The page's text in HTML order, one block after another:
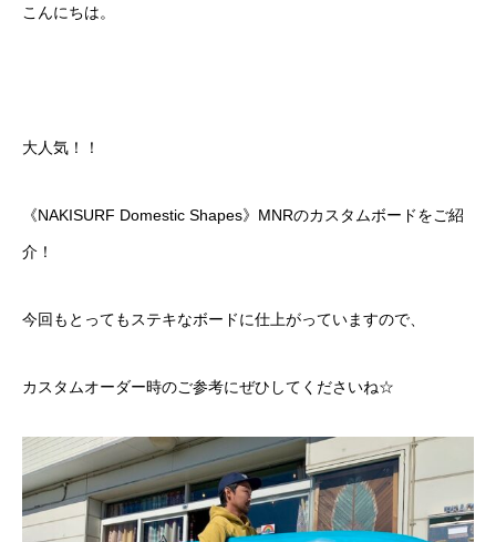
こんにちは。
大人気！！
《NAKISURF Domestic Shapes》MNRのカスタムボードをご紹
介！
今回もとってもステキなボードに仕上がっていますので、
カスタムオーダー時のご参考にぜひしてくださいね☆